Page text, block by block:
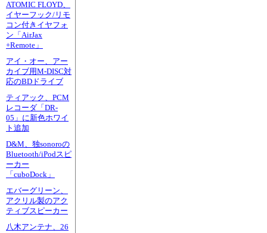
ATOMIC FLOYD、
イヤーフック/リモ
コン付きイヤフォ
ン「AirJax
+Remote」
アイ・オー、アー
カイブ用M-DISC対
応のBDドライブ
ティアック、PCM
レコーダ「DR-
05」に新色ホワイ
ト追加
D&M、独sonoroの
Bluetooth/iPodスピ
ーカー
「cuboDock」
エバーグリーン、
アクリル製のアク
ティブスピーカー
八木アンテナ、26